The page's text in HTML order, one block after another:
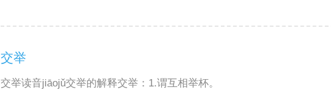
交举
交举读音jiāojǔ交举的解释交举：1.谓互相举杯。